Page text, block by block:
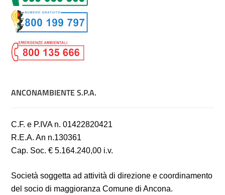
ANCONAMBIENTE S.P.A.
C.F. e P.IVA n. 01422820421
R.E.A. An n.130361
Cap. Soc. € 5.164.240,00 i.v.
Società soggetta ad attività di direzione e coordinamento
del socio di maggioranza Comune di Ancona.